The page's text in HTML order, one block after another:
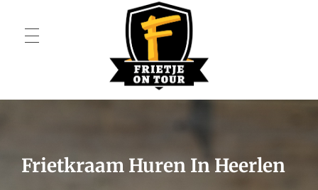
Frietkraam Huren In Heerlen